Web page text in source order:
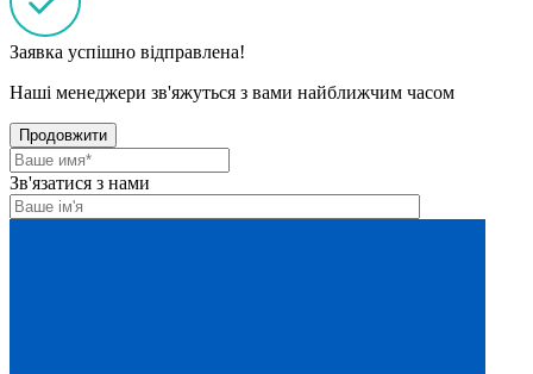
Заявка успішно відправлена!
Наші менеджери зв'яжуться з вами найближчим часом
Продовжити
Зв'язатися з нами